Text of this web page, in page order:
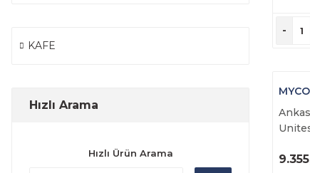
KAFE
Hızlı Arama
Hızlı Ürün Arama
-
MYCO